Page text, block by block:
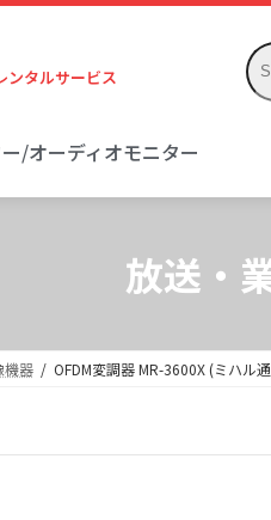
ンタルサービス
/オーディオモニター
放送・
機器 OFDM変調器 MR-3600X (ミハル